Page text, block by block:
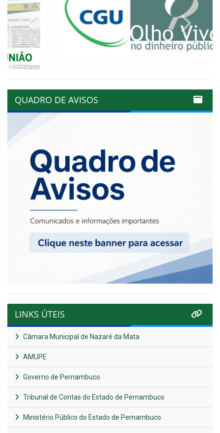
Previous Next
QUADRO DE AVISOS
LINKS ÚTEIS
Câmara Municipal de Nazaré da Mata
AMUPE
Governo de Pernambuco
Tribunal de Contas do Estado de Pernambuco
Ministério Público do Estado de Pernambuco